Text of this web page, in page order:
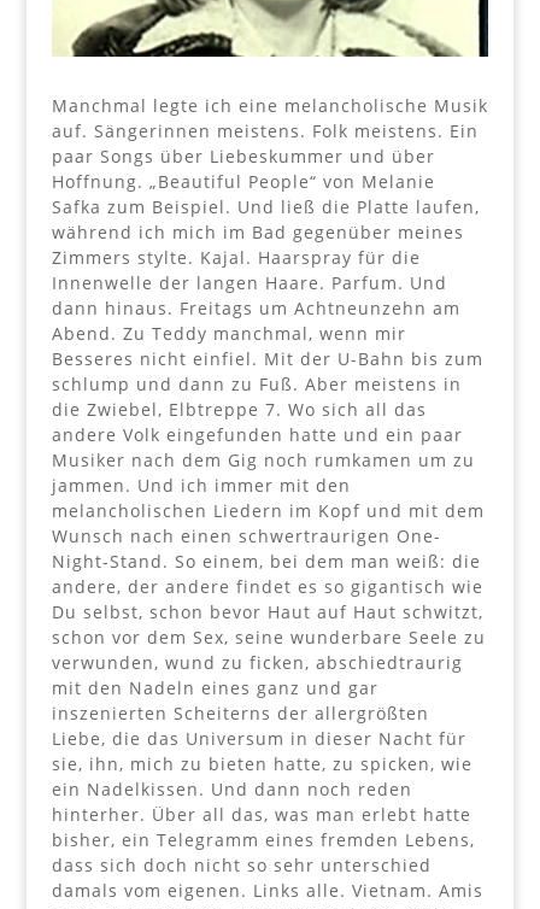
Manchmal legte ich eine melancholische Musik
auf. Sängerinnen meistens. Folk meistens. Ein
paar Songs über Liebeskummer und über
Hoffnung. „Beautiful People“ von Melanie
Safka zum Beispiel. Und ließ die Platte laufen,
während ich mich im Bad gegenüber meines
Zimmers stylte. Kajal. Haarspray für die
Innenwelle der langen Haare. Parfum. Und
dann hinaus. Freitags um Achtneunzehn am
Abend. Zu Teddy manchmal, wenn mir
Besseres nicht einfiel. Mit der U-Bahn bis zum
schlump und dann zu Fuß. Aber meistens in
die Zwiebel, Elbtreppe 7. Wo sich all das
andere Volk eingefunden hatte und ein paar
Musiker nach dem Gig noch rumkamen um zu
jammen. Und ich immer mit den
melancholischen Liedern im Kopf und mit dem
Wunsch nach einen schwertraurigen One-
Night-Stand. So einem, bei dem man weiß: die
andere, der andere findet es so gigantisch wie
Du selbst, schon bevor Haut auf Haut schwitzt,
schon vor dem Sex, seine wunderbare Seele zu
verwunden, wund zu ficken, abschiedtraurig
mit den Nadeln eines ganz und gar
inszenierten Scheiterns der allergrößten
Liebe, die das Universum in dieser Nacht für
sie, ihn, mich zu bieten hatte, zu spicken, wie
ein Nadelkissen. Und dann noch reden
hinterher. Über all das, was man erlebt hatte
bisher, ein Telegramm eines fremden Lebens,
dass sich doch nicht so sehr unterschied
damals vom eigenen. Links alle. Vietnam. Amis